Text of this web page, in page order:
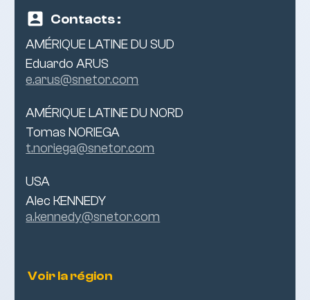
Contacts :
AMÉRIQUE LATINE DU SUD
Eduardo ARUS
e.arus@snetor.com
AMÉRIQUE LATINE DU NORD
Tomas NORIEGA
t.noriega@snetor.com
USA
Alec KENNEDY
a.kennedy@snetor.com
Voir la région